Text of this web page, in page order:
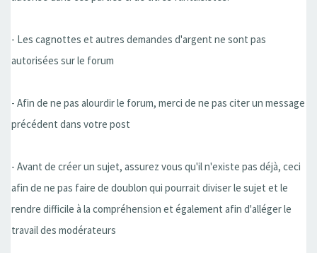
- Les cagnottes et autres demandes d'argent ne sont pas
autorisées sur le forum
- Afin de ne pas alourdir le forum, merci de ne pas citer un message
précédent dans votre post
- Avant de créer un sujet, assurez vous qu'il n'existe pas déjà, ceci
afin de ne pas faire de doublon qui pourrait diviser le sujet et le
rendre difficile à la compréhension et également afin d'alléger le
travail des modérateurs